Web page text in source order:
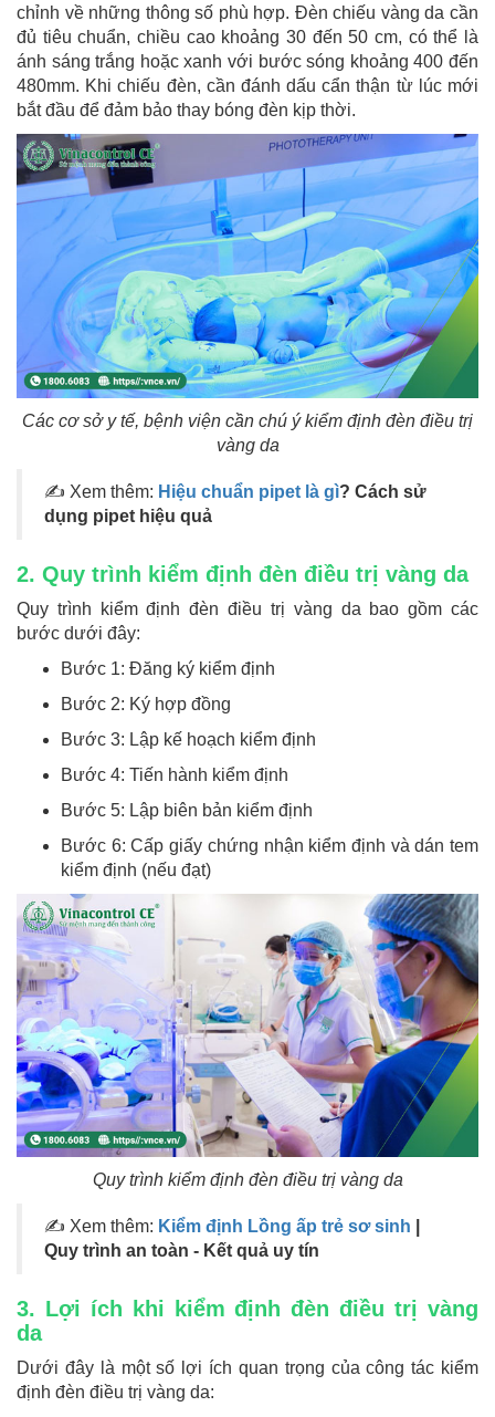
chỉnh về những thông số phù hợp. Đèn chiếu vàng da cần
đủ tiêu chuẩn, chiều cao khoảng 30 đến 50 cm, có thể là
ánh sáng trắng hoặc xanh với bước sóng khoảng 400 đến
480mm. Khi chiếu đèn, cần đánh dấu cẩn thận từ lúc mới
bắt đầu để đảm bảo thay bóng đèn kịp thời.
Các cơ sở y tế, bệnh viện cần chú ý kiểm định đèn điều trị
vàng da
✍ Xem thêm: Hiệu chuẩn pipet là gì? Cách sử
dụng pipet hiệu quả
2. Quy trình kiểm định đèn điều trị vàng da
Quy trình kiểm định đèn điều trị vàng da bao gồm các
bước dưới đây:
Bước 1: Đăng ký kiểm định
Bước 2: Ký hợp đồng
Bước 3: Lập kế hoạch kiểm định
Bước 4: Tiến hành kiểm định
Bước 5: Lập biên bản kiểm định
Bước 6: Cấp giấy chứng nhận kiểm định và dán tem
kiểm định (nếu đạt)
Quy trình kiểm định đèn điều trị vàng da
✍ Xem thêm: Kiểm định Lồng ấp trẻ sơ sinh
Quy trình an toàn - Kết quả uy tín
3. Lợi ích khi kiểm định đèn điều trị vàng
da
Dưới đây là một số lợi ích quan trọng của công tác kiểm
định đèn điều trị vàng da: